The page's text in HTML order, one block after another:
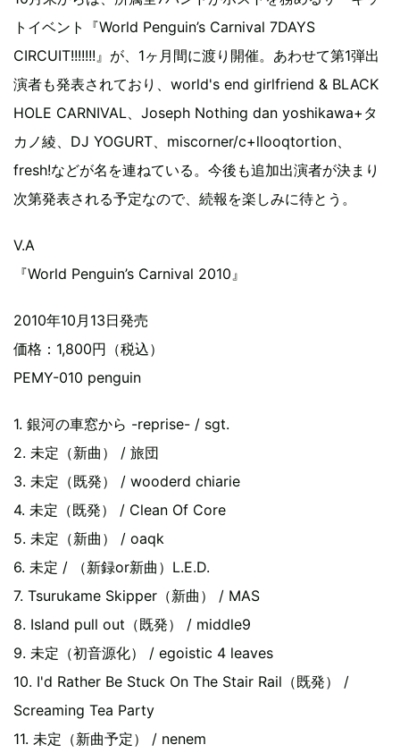
トイベント『World Penguin’s Carnival 7DAYS
CIRCUIT!!!!!!!』が、1ヶ月間に渡り開催。あわせて第1弾出
演者も発表されており、world's end girlfriend & BLACK
HOLE CARNIVAL、Joseph Nothing dan yoshikawa+タ
カノ綾、DJ YOGURT、miscorner/c+llooqtortion、
fresh!などが名を連ねている。今後も追加出演者が決まり
次第発表される予定なので、続報を楽しみに待とう。
V.A
『World Penguin’s Carnival 2010』
2010年10月13日発売
価格：1,800円（税込）
PEMY-010 penguin
1. 銀河の車窓から -reprise- / sgt.
2. 未定（新曲） / 旅団
3. 未定（既発） / wooderd chiarie
4. 未定（既発） / Clean Of Core
5. 未定（新曲） / oaqk
6. 未定 / （新録or新曲）L.E.D.
7. Tsurukame Skipper（新曲） / MAS
8. Island pull out（既発） / middle9
9. 未定（初音源化） / egoistic 4 leaves
10. I'd Rather Be Stuck On The Stair Rail（既発） /
Screaming Tea Party
11. 未定（新曲予定） / nenem